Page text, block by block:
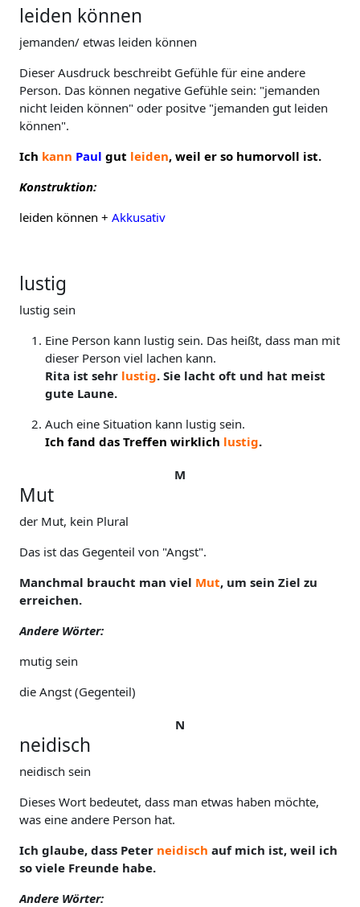
leiden können
jemanden/ etwas leiden können
Dieser Ausdruck beschreibt Gefühle für eine andere
Person. Das können negative Gefühle sein: "jemanden
nicht leiden können" oder positve "jemanden gut leiden
können".
Ich kann Paul gut leiden, weil er so humorvoll ist.
Konstruktion:
leiden können + Akkusativ
lustig
lustig sein
Eine Person kann lustig sein. Das heißt, dass man mit
dieser Person viel lachen kann.
Rita ist sehr lustig. Sie lacht oft und hat meist
gute Laune.
Auch eine Situation kann lustig sein.
Ich fand das Treffen wirklich lustig.
M
Mut
der Mut, kein Plural
Das ist das Gegenteil von "Angst".
Manchmal braucht man viel Mut, um sein Ziel zu
erreichen.
Andere Wörter:
mutig sein
die Angst (Gegenteil)
N
neidisch
neidisch sein
Dieses Wort bedeutet, dass man etwas haben möchte,
was eine andere Person hat.
Ich glaube, dass Peter neidisch auf mich ist, weil ich
so viele Freunde habe.
Andere Wörter: